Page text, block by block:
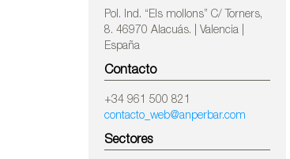
Pol. Ind. “Els mollons” C/ Torners,
8. 46970 Alacuás. | Valencia |
España
Contacto
+34 961 500 821
contacto_web@anperbar.com
Sectores